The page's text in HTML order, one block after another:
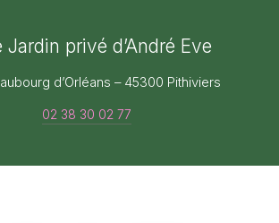
Jardin privé d’André Eve
d’Orléans – 45300 Pithiviers
02 38 30 02 77